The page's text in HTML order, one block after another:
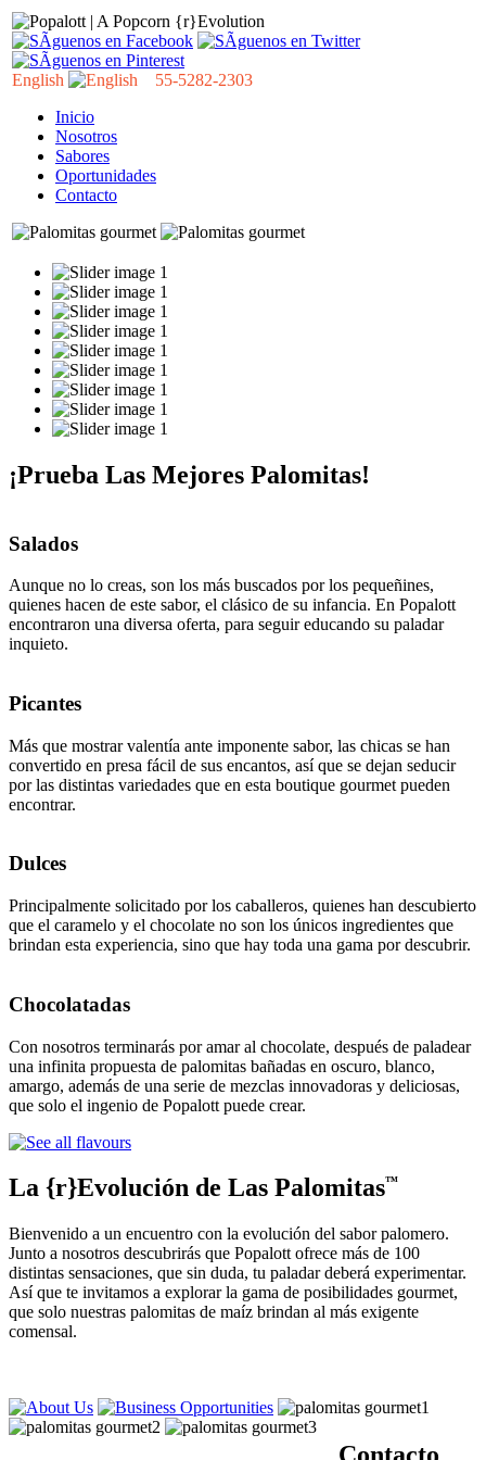
English
55-5282-2303
Inicio
Nosotros
Sabores
Oportunidades
Contacto
¡Prueba Las Mejores Palomitas!
Salados
Aunque no lo creas, son los más buscados por los pequeñines,
quienes hacen de este sabor, el clásico de su infancia. En Popalott
encontraron una diversa oferta, para seguir educando su paladar
inquieto.
Picantes
Más que mostrar valentía ante imponente sabor, las chicas se han
convertido en presa fácil de sus encantos, así que se dejan seducir
por las distintas variedades que en esta boutique gourmet pueden
encontrar.
Dulces
Principalmente solicitado por los caballeros, quienes han descubierto
que el caramelo y el chocolate no son los únicos ingredientes que
brindan esta experiencia, sino que hay toda una gama por descubrir.
Chocolatadas
Con nosotros terminarás por amar al chocolate, después de paladear
una infinita propuesta de palomitas bañadas en oscuro, blanco,
amargo, además de una serie de mezclas innovadoras y deliciosas,
que solo el ingenio de Popalott puede crear.
La {r}Evolución de Las Palomitas™
Bienvenido a un encuentro con la evolución del sabor palomero.
Junto a nosotros descubrirás que Popalott ofrece más de 100
distintas sensaciones, que sin duda, tu paladar deberá experimentar.
Así que te invitamos a explorar la gama de posibilidades gourmet,
que solo nuestras palomitas de maíz brindan al más exigente
comensal.